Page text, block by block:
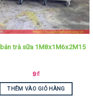
trà sữa 1M8x1M6x2M15
9₫
THÊM VÀO GIỎ HÀNG